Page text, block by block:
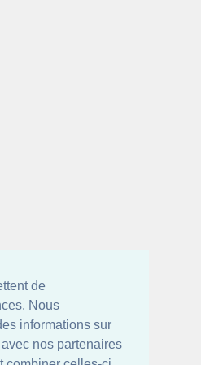
de
Nous
informations sur
avec nos partenaires